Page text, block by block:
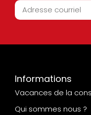
Informations
Vacances de la
Qui sommes nous ?